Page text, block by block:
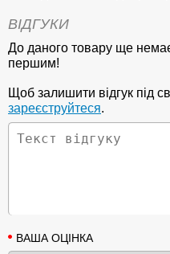
ВІДГУКИ
До даного товару ще
першим!
Щоб залишити відгук під
зареєструйтеся.
ВАША ОЦІНКА